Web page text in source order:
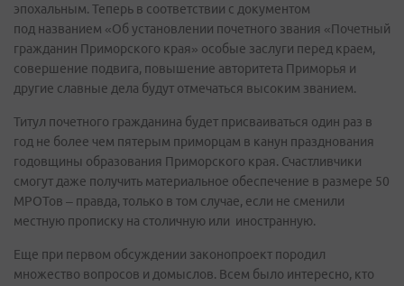
эпохальным. Теперь в соответствии с документом
под названием «Об установлении почетного звания «Почетный
гражданин Приморского края» особые заслуги перед краем,
совершение подвига, повышение авторитета Приморья и
другие славные дела будут отмечаться высоким званием.
Титул почетного гражданина будет присваиваться один раз в
год не более чем пятерым приморцам в канун празднования
годовщины образования Приморского края. Счастливчики
смогут даже получить материальное обеспечение в размере 50
МРОТов – правда, только в том случае, если не сменили
местную прописку на столичную или иностранную.
Еще при первом обсуждении законопроект породил
множество вопросов и домыслов. Всем было интересно, кто